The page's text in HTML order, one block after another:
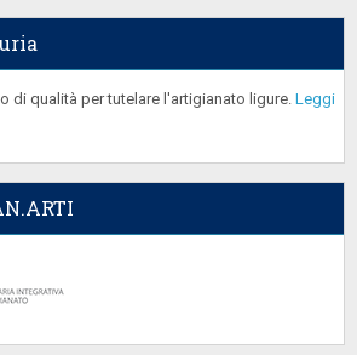
di qualità per tutelare l'artigianato ligure. Leggi